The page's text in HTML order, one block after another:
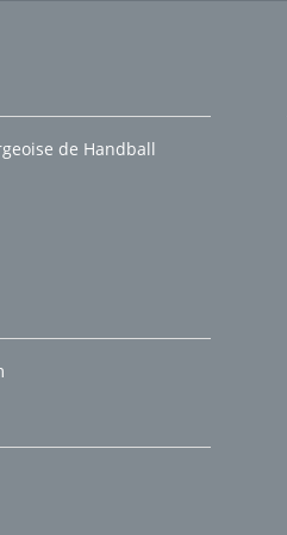
de Handball